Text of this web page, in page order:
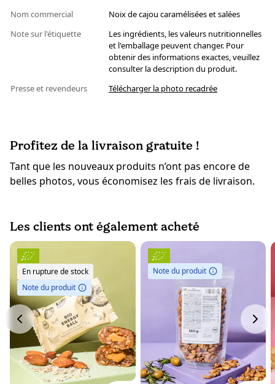
Nom commercial
Noix de cajou caramélisées et salées
Note sur l'étiquette
Les ingrédients, les valeurs nutritionnelles
et l'emballage peuvent changer. Pour
obtenir des informations exactes, veuillez
consulter la description du produit.
Presse et revendeurs
Télécharger la photo recadrée
Profitez de la livraison gratuite !
Tant que les nouveaux produits n’ont pas encore de
belles photos, vous économisez les frais de livraison.
Les clients ont également acheté
En rupture de stock
Note du produit
Note du produit